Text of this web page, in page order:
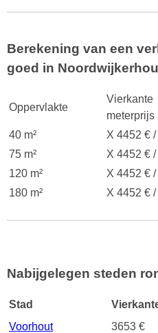
Berekening van een
goed in
Oppervlakte
Vierkante
meterprijs
40 m²
X 4452 € /
75 m²
X 4452 € /
120 m²
X 4452 € /
180 m²
X 4452 € /
Nabijgelegen steden
Stad
Voorhout
3653 €